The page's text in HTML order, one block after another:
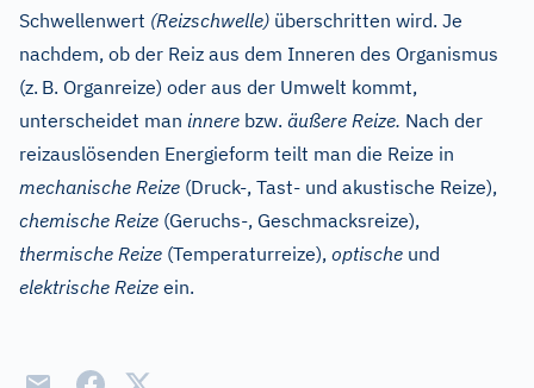
Schwellenwert (Reizschwelle) überschritten wird. Je
nachdem, ob der Reiz aus dem Inneren des Organismus
(z. B. Organreize) oder aus der Umwelt kommt,
unterscheidet man innere bzw. äußere Reize. Nach der
reizauslösenden Energieform teilt man die Reize in
mechanische Reize (Druck-, Tast- und akustische Reize),
chemische Reize (Geruchs-, Geschmacksreize),
thermische Reize (Temperaturreize), optische und
elektrische Reize ein.